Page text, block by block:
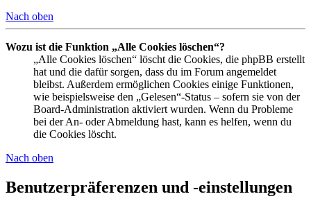
Nach oben
Wozu ist die Funktion „Alle Cookies löschen“?
„Alle Cookies löschen“ löscht die Cookies, die phpBB erstellt
hat und die dafür sorgen, dass du im Forum angemeldet
bleibst. Außerdem ermöglichen Cookies einige Funktionen,
wie beispielsweise den „Gelesen“-Status – sofern sie von der
Board-Administration aktiviert wurden. Wenn du Probleme
bei der An- oder Abmeldung hast, kann es helfen, wenn du
die Cookies löscht.
Nach oben
Benutzerpräferenzen und -einstellungen